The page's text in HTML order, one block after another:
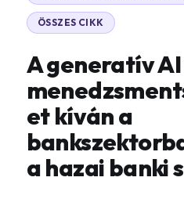
ÖSSZES CIKK
A generatív AI
et kíván a
a hazai banki